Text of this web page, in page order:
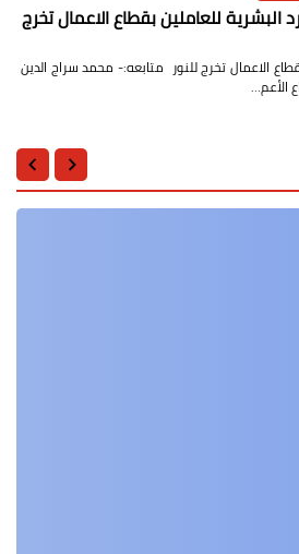
البشرية للعاملين بقطاع الاعمال تخرج
الاعمال تخرج للنور متابعه:- محمد سراج الدين
الأعم…